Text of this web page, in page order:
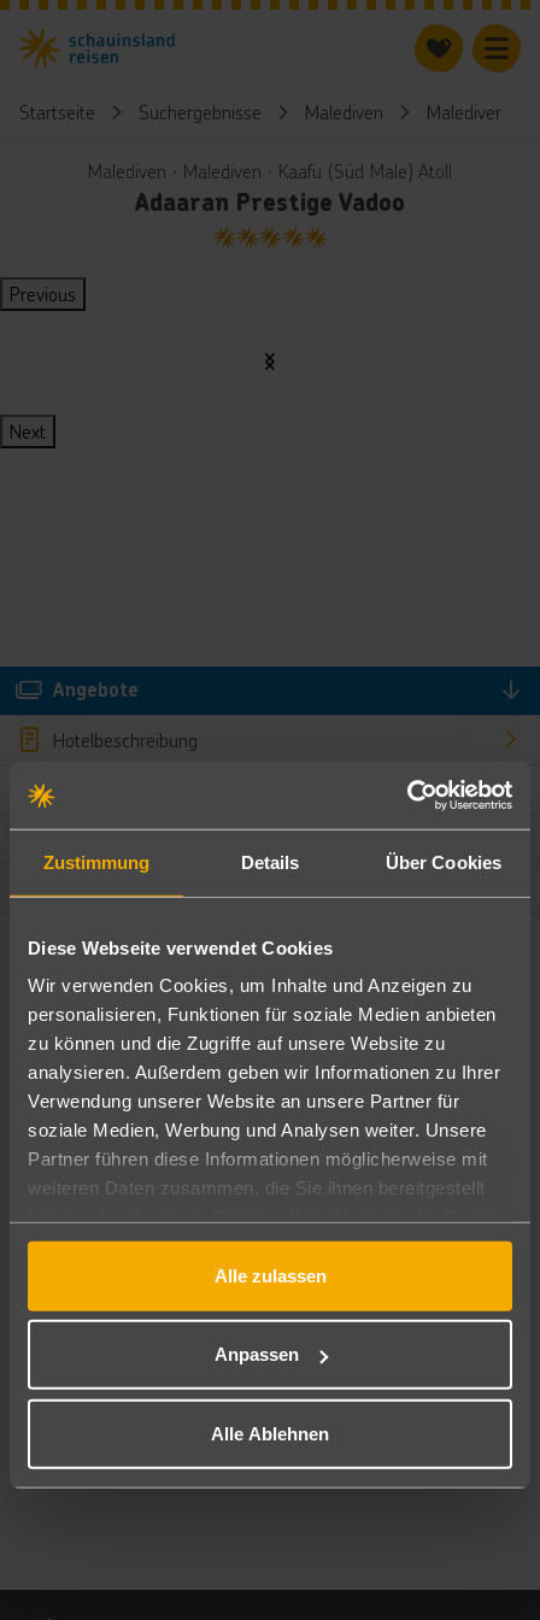
Zustimmung Details Über Cookies
Diese Webseite verwendet Cookies
Wir verwenden Cookies, um Inhalte und Anzeigen zu
personalisieren, Funktionen für soziale Medien anbieten
zu können und die Zugriffe auf unsere Website zu
analysieren. Außerdem geben wir Informationen zu Ihrer
Verwendung unserer Website an unsere Partner für
soziale Medien, Werbung und Analysen weiter. Unsere
Partner führen diese Informationen möglicherweise mit
weiteren Daten zusammen, die Sie ihnen bereitgestellt
gesammelt haben.
Alle zulassen
Anpassen
Alle Ablehnen
Startseite Suchergebnisse Malediven Malediven
Malediven ∙ Malediven ∙ Kaafu (Süd Male) Atoll
Adaaran Prestige Vadoo
5
Previous
Next
Angebote
Hotelbeschreibung
Bewertungen
Ändere die Kriterien nach deinen Wünschen
Pauschal Nur Hotel
Abflughafen
Alle Abflughäfen
11.08.26–09.08.27 7-21 Nächte
Mehr Filter anzeigen